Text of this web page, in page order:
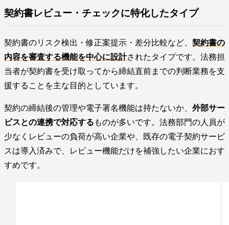
契約書レビュー・チェックに特化したタイプ
契約書のリスク検出・修正案提示・差分比較など、 契約書の
内容を審査する機能を中心に設計されたタイプです。法務担
当者が契約書を受け取ってから締結直前までの判断業務を支
援することを主な目的としています。
契約の締結後の管理や電子署名機能は持たないか、 外部サー
ビスとの連携で対応する ものが多いです。法務部門の人員が
少なくレビューの負荷が高い企業や、既存の電子契約サービ
スは導入済みで、レビュー機能だけを補強したい企業におす
すめです。